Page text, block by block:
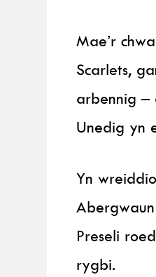
Mae’r
Scarlets,
arbennig –
Unedig yn
Yn
Preseli
rygbi.